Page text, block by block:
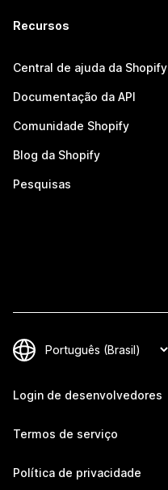
Recursos
Central de ajuda da Shopify
Documentação da API
Comunidade Shopify
Blog da Shopify
Pesquisas
Login de desenvolvedores
Termos de serviço
Política de privacidade